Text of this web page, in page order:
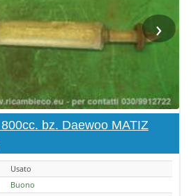
›
bz. Daewoo MATIZ
Usato
Buono